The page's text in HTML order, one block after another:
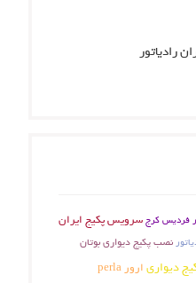
رادیاتور
فردیس کرجسرویس پکیج ایران
نصب پکیج دیواری بوتان
دیواری ارور perla